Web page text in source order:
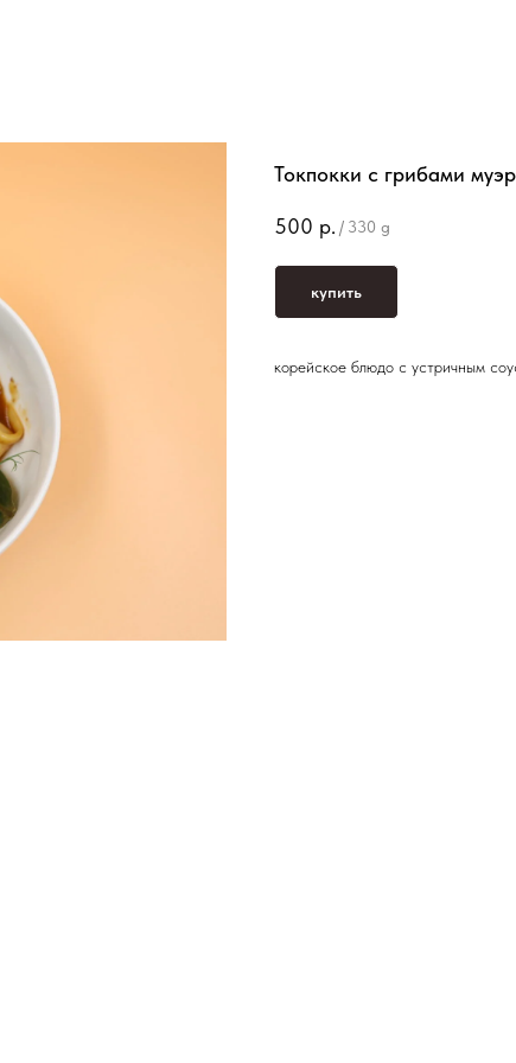
Токпокки с грибами муэр
500 р. / 330 g
купить
корейское блюдо с устричным